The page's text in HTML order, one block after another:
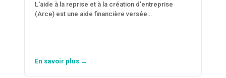
L'aide à la reprise et à la création d'entreprise
(Arce) est une aide financière versée…
En savoir plus →